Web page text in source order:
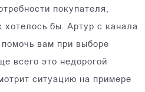
покупателя,
хотелось бы. Артур с канала
вам при выборе
всего это недорогой
ситуацию на примере